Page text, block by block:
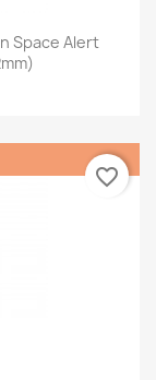
Space Alert
favorite_border